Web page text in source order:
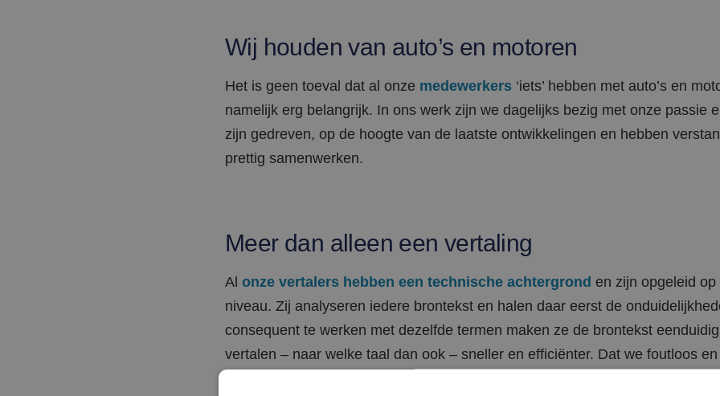
Wij houden van auto’s en motoren
Het is geen toeval dat al onze medewerkers ‘iets’ hebben met auto’s en
namelijk erg belangrijk. In ons werk zijn we dagelijks bezig met onze passie
zijn gedreven, op de hoogte van de laatste ontwikkelingen en hebben
prettig samenwerken.
Meer dan alleen een vertaling
Al onze vertalers hebben een technische achtergrond en zijn opgeleid
niveau. Zij analyseren iedere brontekst en halen daar eerst de
consequent te werken met dezelfde termen maken ze de brontekst
vertalen – naar welke taal dan ook – sneller en efficiënter. Dat we foutloos